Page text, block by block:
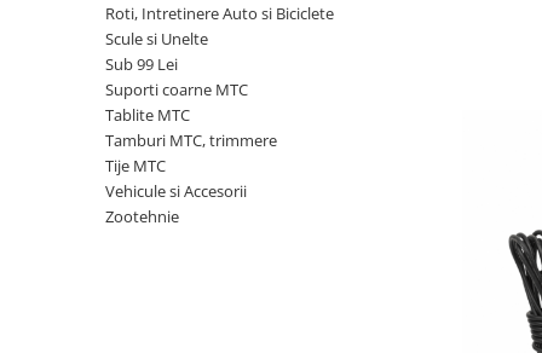
Trimmere electrice
Masini de tuns gazon pe benzina
Tractoraș de tuns gazonul
Incubatoare, oparitoare si
deplumatoare
Echipamente pentru animale
Roti, Intretinere Auto si Biciclete
Scule si Unelte
Sub 99 Lei
Suporti coarne MTC
Tablite MTC
Tamburi MTC, trimmere
Tije MTC
Vehicule si Accesorii
Zootehnie